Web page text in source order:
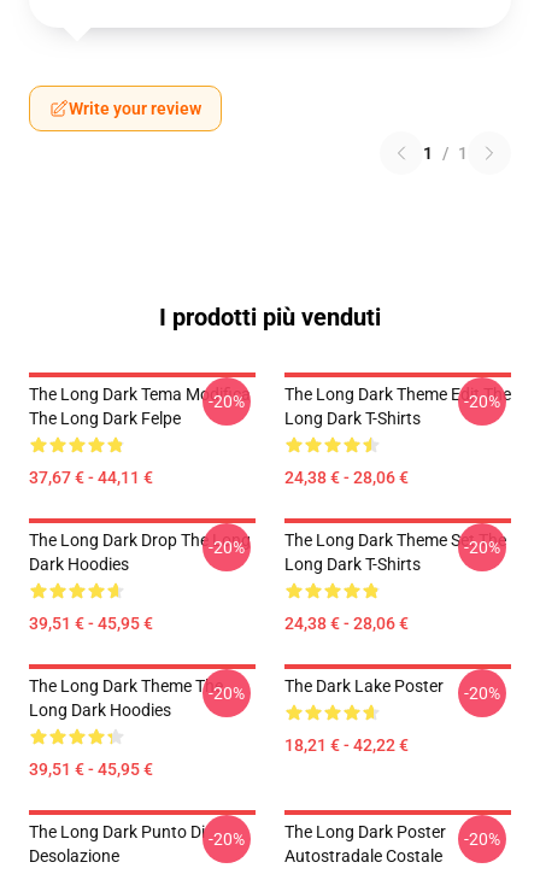
Write your review
1 / 1
I prodotti più venduti
The Long Dark Tema Modifica
The Long Dark Felpe
37,67 € - 44,11 €
-20%
The Long Dark Theme Edit The
Long Dark T-Shirts
24,38 € - 28,06 €
-20%
The Long Dark Drop The Long
Dark Hoodies
39,51 € - 45,95 €
-20%
The Long Dark Theme Set The
Long Dark T-Shirts
24,38 € - 28,06 €
-20%
The Long Dark Theme The
Long Dark Hoodies
39,51 € - 45,95 €
-20% The Dark Lake Poster
18,21 € - 42,22 €
-20%
The Long Dark Punto Di
Desolazione
-20%
The Long Dark Poster
Autostradale Costale
-20%